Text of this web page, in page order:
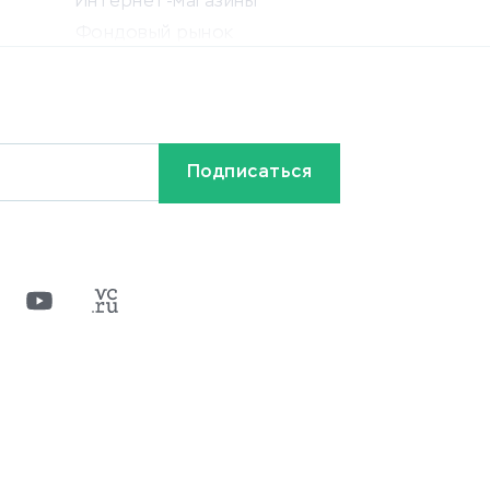
Бонусы и акции